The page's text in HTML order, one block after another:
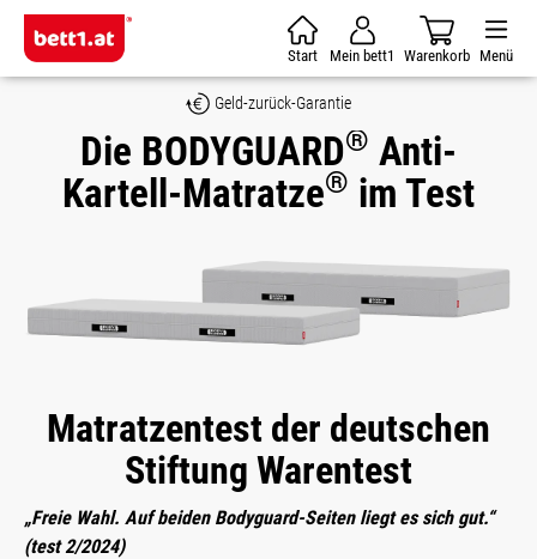
Zum Hauptinhalt springen
Start Mein bett1 Warenkorb Menü
Geld-zurück-Garantie
Die BODYGUARD® Anti-
Kartell-Matratze® im Test
Matratzentest der deutschen
Stiftung Warentest
„Freie Wahl. Auf beiden Bodyguard-Seiten liegt es sich gut.“
(test 2/2024)